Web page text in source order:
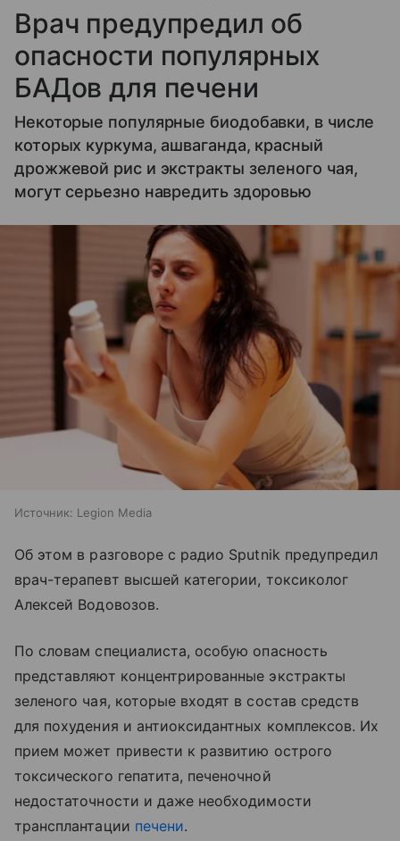
Врач предупредил об
опасности популярных
БАДов для печени
Некоторые популярные биодобавки, в числе
которых куркума, ашваганда, красный
дрожжевой рис и экстракты зеленого чая,
могут серьезно навредить здоровью
Источник: Legion Media
Об этом в разговоре с радио Sputnik предупредил
врач-терапевт высшей категории, токсиколог
Алексей Водовозов.
По словам специалиста, особую опасность
представляют концентрированные экстракты
зеленого чая, которые входят в состав средств
для похудения и антиоксидантных комплексов. Их
прием может привести к развитию острого
токсического гепатита, печеночной
недостаточности и даже необходимости
трансплантации печени.